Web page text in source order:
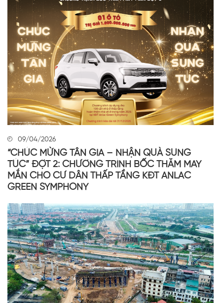
09/04/2026
“CHÚC MỪNG TÂN GIA – NHẬN QUÀ SUNG
TÚC” ĐỢT 2: CHƯƠNG TRÌNH BỐC THĂM MAY
MẮN CHO CƯ DÂN THẤP TẦNG KĐT ANLAC
GREEN SYMPHONY